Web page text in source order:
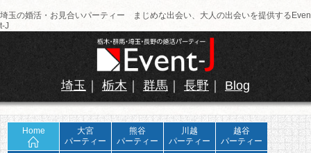
埼玉の婚活・お見合いパーティー まじめな出会い、大人の出会いを提供するEven
t-J
埼玉 ｜ 栃木 ｜ 群馬 ｜ 長野 ｜ Blog
Home
大宮
パーティー
熊谷
パーティー
川越
パーティー
越谷
パーティー